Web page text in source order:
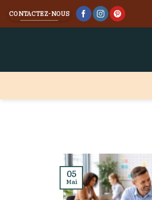
CONTACTEZ-NOUS
05
Mai